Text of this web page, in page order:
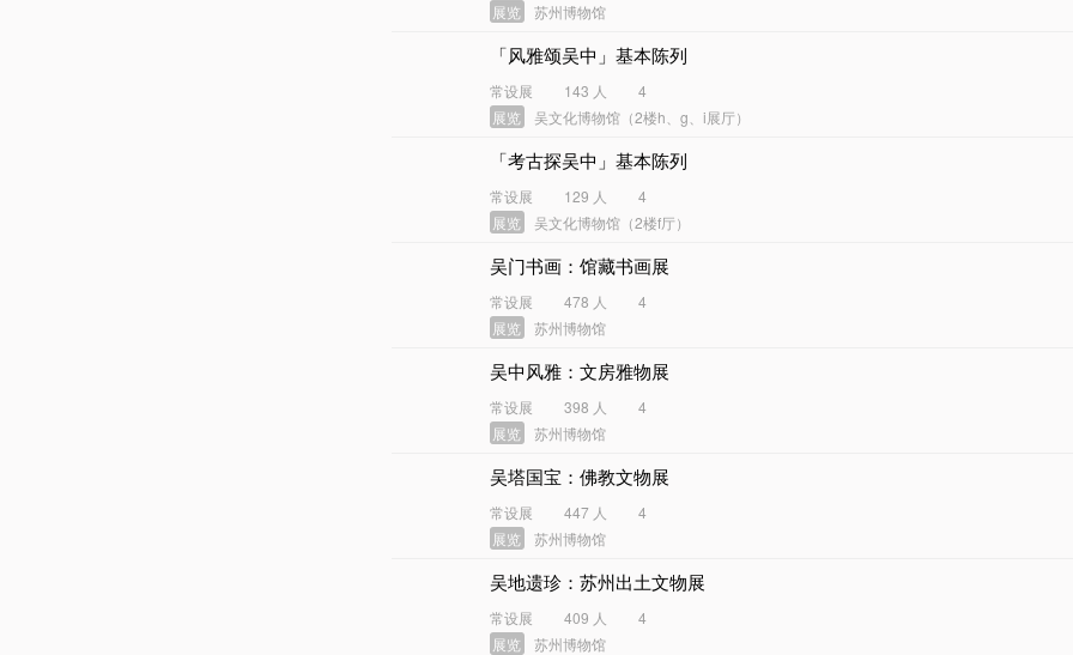
展览
苏州博物馆
「风雅颂吴中」基本陈列
常设展 143 人
4
展览
吴文化博物馆（2楼h、g、i展厅）
「考古探吴中」基本陈列
常设展 129 人
4
展览
吴文化博物馆（2楼f厅）
吴门书画：馆藏书画展
常设展 478 人
4
展览
苏州博物馆
吴中风雅：文房雅物展
常设展 398 人
4
展览
苏州博物馆
吴塔国宝：佛教文物展
常设展 447 人
4
展览
苏州博物馆
吴地遗珍：苏州出土文物展
常设展 409 人
4
展览
苏州博物馆